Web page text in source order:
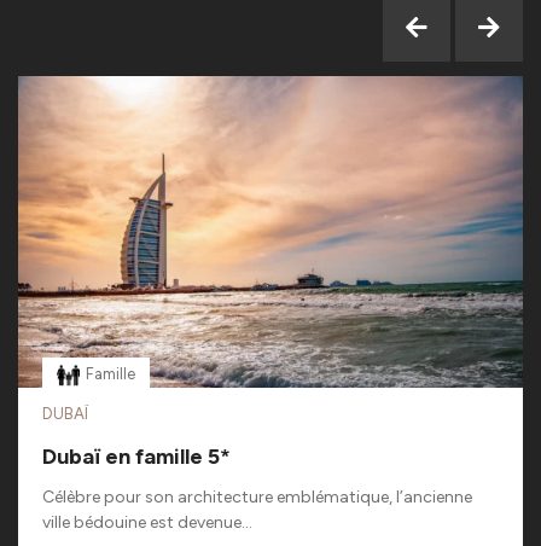
Famille
DUBAÏ
Dubaï en famille 5*
Célèbre pour son architecture emblématique, l’ancienne
ville bédouine est devenue...